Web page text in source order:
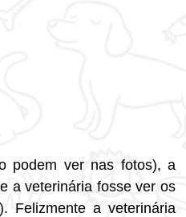
podem ver nas fotos), a
a veterinária fosse ver os
Felizmente a veterinária